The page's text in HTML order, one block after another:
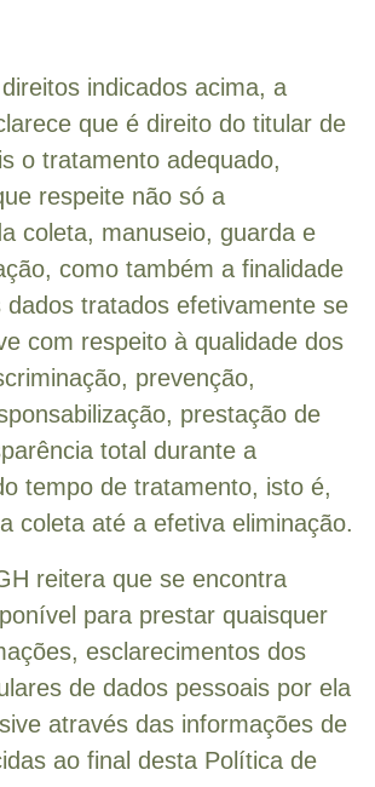
indicados acima, a
que é direito do titular de
o tratamento adequado,
respeite não só a
coleta, manuseio, guarda e
como também a finalidade
dados tratados efetivamente se
com respeito à qualidade dos
prevenção,
prestação de
total durante a
tempo de tratamento, isto é,
coleta até a efetiva eliminação.
reitera que se encontra
para prestar quaisquer
esclarecimentos dos
de dados pessoais por ela
através das informações de
ao final desta Política de